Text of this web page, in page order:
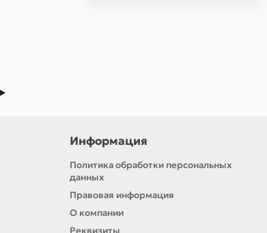
Информация
Политика обработки персональных
данных
Правовая информация
О компании